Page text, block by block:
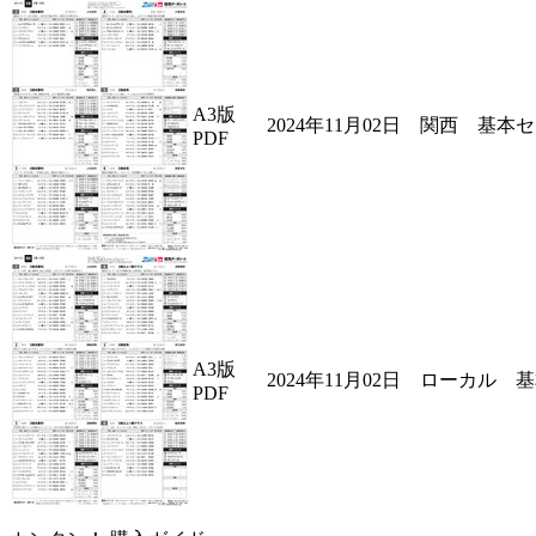
A3版
PDF
2024年11月02日 関西 基本セ
A3版
PDF
2024年11月02日 ローカル 基